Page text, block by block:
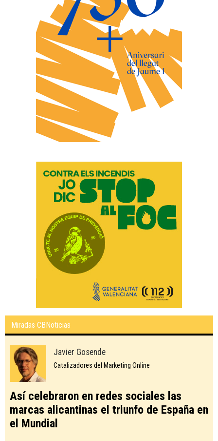
Miradas CBNoticias
Javier Gosende
Catalizadores del Marketing Online
Así celebraron en redes sociales las
marcas alicantinas el triunfo de España en
el Mundial